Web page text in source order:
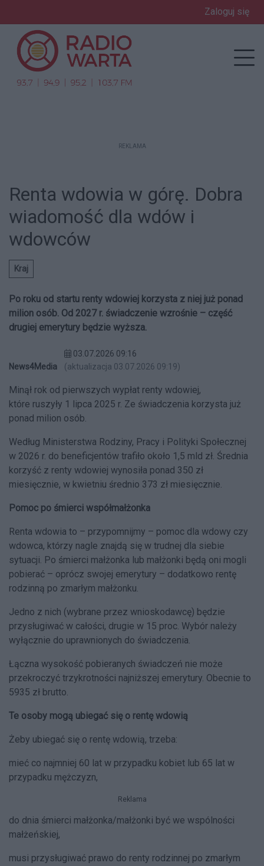
Zaloguj się
REKLAMA
Renta wdowia w górę. Dobra
wiadomość dla wdów i
wdowców
Kraj
Po roku od startu renty wdowiej korzysta z niej już ponad
milion osób. Od 2027 r. świadczenie wzrośnie – część
drugiej emerytury będzie wyższa.
News4Media
03.07.2026 09:16
(aktualizacja 03.07.2026 09:19)
Minął rok od pierwszych wypłat renty wdowiej,
które ruszyły 1 lipca 2025 r. Ze świadczenia korzysta już
ponad milion osób.
Według Ministerstwa Rodziny, Pracy i Polityki Społecznej
w 2026 r. do beneficjentów trafiło około 1,5 mld zł. Średnia
korzyść z renty wdowiej wynosiła ponad 350 zł
miesięcznie, w kwietniu średnio 373 zł miesięcznie.
Pomoc po śmierci współmałżonka
Renta wdowia to – przypomnijmy – pomoc dla wdowy czy
wdowca, którzy nagle znajdą się w trudnej dla siebie
sytuacji. Po śmierci małżonka lub małżonki będą oni mogli
pobierać – oprócz swojej emerytury – dodatkowo rentę
rodzinną po zmarłym małżonku.
Jedno z nich (wybrane przez wnioskodawcę) będzie
przysługiwać w całości, drugie w 15 proc. Wybór należy
wyłącznie do uprawnionych do świadczenia.
Łączna wysokość pobieranych świadczeń nie może
przekroczyć trzykrotności najniższej emerytury. Obecnie to
5935 zł brutto.
Te osoby mogą ubiegać się o rentę wdowią
Żeby ubiegać się o rentę wdowią, trzeba:
mieć co najmniej 60 lat w przypadku kobiet lub 65 lat w
przypadku mężczyzn,
Reklama
do dnia śmierci małżonka/małżonki być we wspólności
małżeńskiej,
musi przysługiwać prawo do renty rodzinnej po zmarłym